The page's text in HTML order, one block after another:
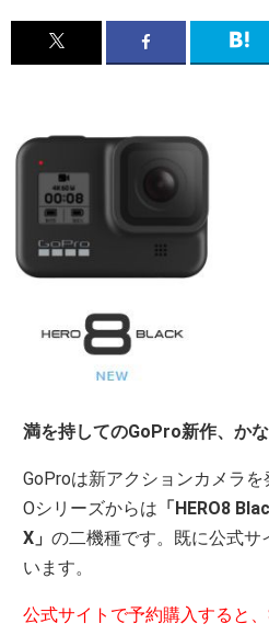
満を持してのGoPro新作、か
GoProは新アクションカメラ
Oシリーズからは 「HERO8
X」の二機種です。既に公式サ
います。
公式サイトで予約購入すると